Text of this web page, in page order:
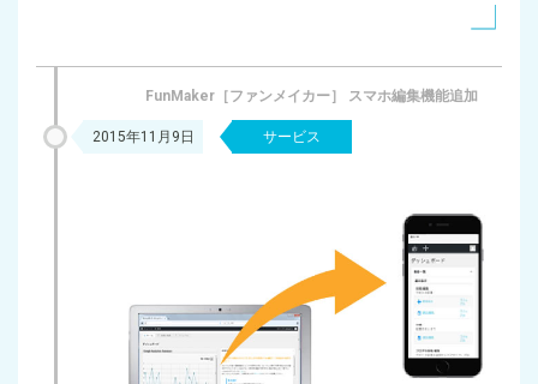
FunMaker［ファンメイカー］ スマホ編集機能追加
2015年11月9日 サービス